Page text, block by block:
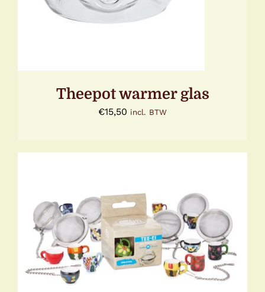
Theepot warmer glas
€15,50 incl. BTW
TOEVOEGEN AAN WINKELWAGEN
/
DETAILS